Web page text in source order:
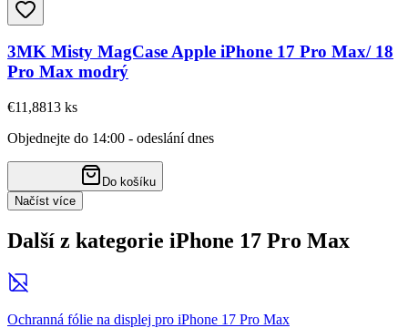
3MK Misty MagCase Apple iPhone 17 Pro Max/ 18
Pro Max modrý
€11,8813 ks
Objednejte do 14:00 - odeslání dnes
Do košíku
Načíst více
Další z kategorie iPhone 17 Pro Max
Ochranná fólie na displej pro iPhone 17 Pro Max